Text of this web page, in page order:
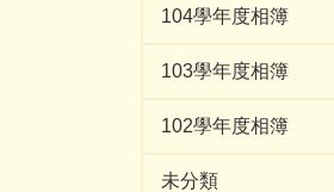
104學年度相簿
103學年度相簿
102學年度相簿
未分類